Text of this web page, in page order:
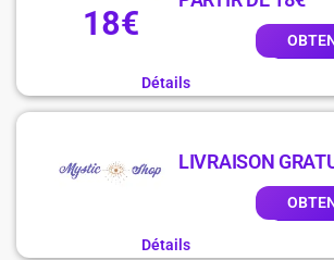
18€
Détails
LIVRAISON
Détails